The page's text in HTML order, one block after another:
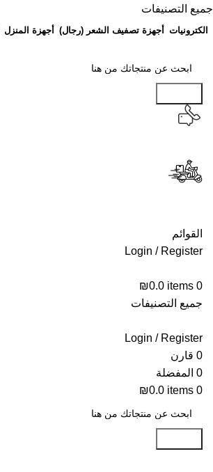
جميع التصنيفات
الكترونيات أجهزة تصفيف الشعر (رجال) أجهزة المنزل
القوائم
Login / Register
0
items
₪0.0
جميع التصنيفات
Login / Register
0 قارن
0 المفضلة
0
items
₪0.0